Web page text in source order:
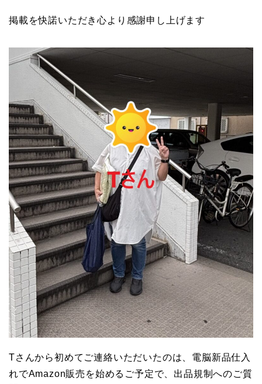
掲載を快諾いただき心より感謝申し上げます
Tさんから初めてご連絡いただいたのは、電脳新品仕入
れでAmazon販売を始めるご予定で、出品規制へのご質